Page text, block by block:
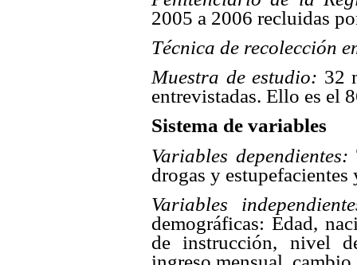
2005 a 2006 recluidas
Técnica de recolección
Muestra de estudio: 32
entrevistadas. Ello es el
Sistema de variables
Variables dependientes:
drogas y
Variables
demográficas: Edad,
de instrucción, nivel